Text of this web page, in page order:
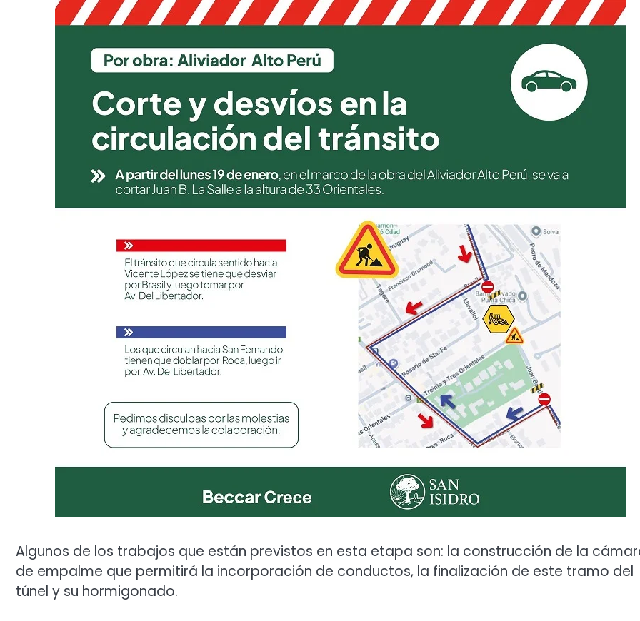
Algunos de los trabajos que están previstos en esta etapa son: la construcción de la
de empalme que permitirá la incorporación de conductos, la finalización de este tramo del
túnel y su hormigonado.